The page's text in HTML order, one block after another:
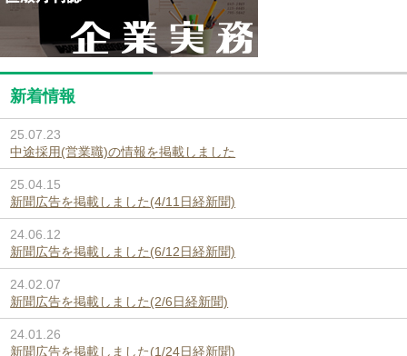
新着情報
25.07.23
中途採用(営業職)の情報を掲載しました
25.04.15
新聞広告を掲載しました(4/11日経新聞)
24.06.12
新聞広告を掲載しました(6/12日経新聞)
24.02.07
新聞広告を掲載しました(2/6日経新聞)
24.01.26
新聞広告を掲載しました(1/24日経新聞)